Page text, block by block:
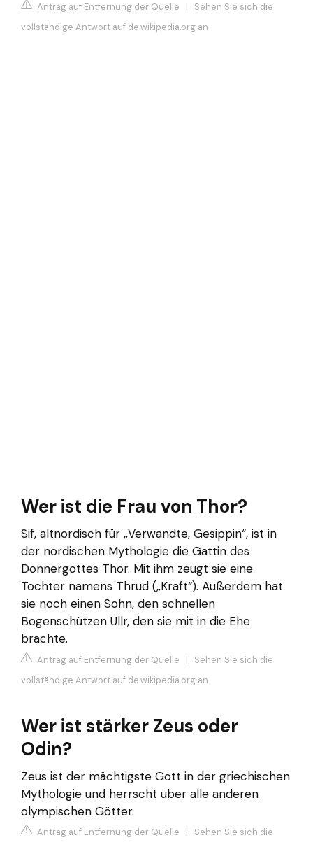
Antrag auf Entfernung der Quelle | Sehen Sie sich die
vollständige Antwort auf de.wikipedia.org an
Wer ist die Frau von Thor?
Sif, altnordisch für „Verwandte, Gesippin“, ist in
der nordischen Mythologie die Gattin des
Donnergottes Thor. Mit ihm zeugt sie eine
Tochter namens Thrud („Kraft“). Außerdem hat
sie noch einen Sohn, den schnellen
Bogenschützen Ullr, den sie mit in die Ehe
brachte.
Antrag auf Entfernung der Quelle | Sehen Sie sich die
vollständige Antwort auf de.wikipedia.org an
Wer ist stärker Zeus oder
Odin?
Zeus ist der mächtigste Gott in der griechischen
Mythologie und herrscht über alle anderen
olympischen Götter.
Antrag auf Entfernung der Quelle | Sehen Sie sich die